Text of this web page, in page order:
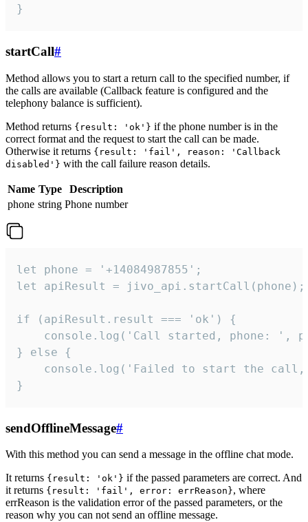
}
startCall#
Method allows you to start a return call to the specified number, if
the calls are available (Callback feature is configured and the
telephony balance is sufficient).
Method returns {result: 'ok'} if the phone number is in the
correct format and the request to start the call can be made.
Otherwise it returns {result: 'fail', reason: 'Callback
disabled'} with the call failure reason details.
Name Type
Description
phone string Phone number
let phone = '+14084987855';
let apiResult = jivo_api.startCall(phone);
if (apiResult.result === 'ok') {
console.log('Call started, phone: ',
} else {
console.log('Failed to start the
}
sendOfflineMessage#
With this method you can send a message in the offline chat mode.
It returns {result: 'ok'} if the passed parameters are correct. And
it returns {result: 'fail', error: errReason}, where
errReason is the validation error of the passed parameters, or the
reason why you can not send an offline message.